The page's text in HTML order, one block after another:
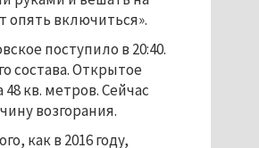
опять включиться».
поступило в 20:40.
состава. Открытое
кв. метров. Сейчас
возгорания.
как в 2016 году,